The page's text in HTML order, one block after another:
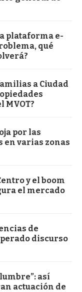
plataforma e-
qué
a Ciudad
MVOT?
por las
en varias zonas
y el boom
el mercado
de
discurso
así
actuación de